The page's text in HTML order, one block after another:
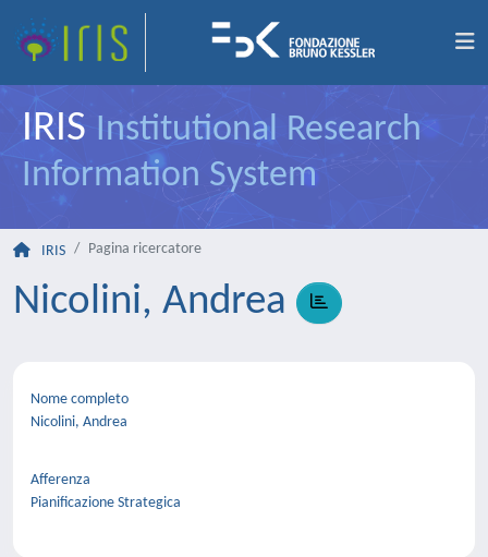
IRIS Institutional Research
Information System
IRIS Pagina ricercatore
Nicolini, Andrea
Nome completo
Nicolini, Andrea
Afferenza
Pianificazione Strategica